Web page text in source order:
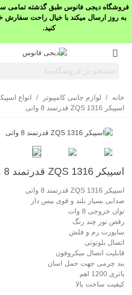
فروشگاه دیجی فانوس طبق گذشته تمامی
به روز ارسال میکند با خیال راحت سفارش
کنید.
خانه / لوازم جانبی کامپیوتر / انواع
اسپیکر ZQS 1316 قدرتمند 8 واتی
اسپیکر ZQS 1316 قدرتمند 8 واتی
اسپیکر ZQS 1316 قدرتمند 8 واتی
صدایی بسیار بلند و قوی بیس دار
توان خروجی 8 وات
رقص نور چند رنگ
ساپورت رم و فلش
اتصال بلوتوثی
قابلیت اتصال میکروفون
بند چرمی جهت حمل اسان
باتری 1200 اهم
کیفیت ساخت بالا